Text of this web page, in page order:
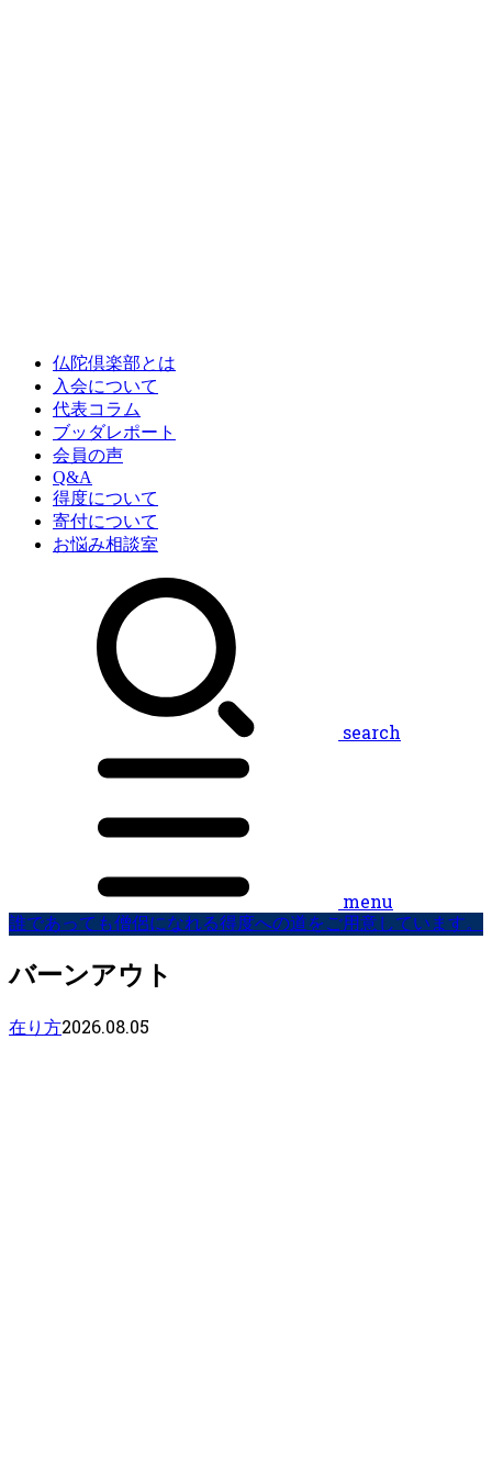
仏陀倶楽部とは
入会について
代表コラム
ブッダレポート
会員の声
Q&A
得度について
寄付について
お悩み相談室
search
menu
誰であっても僧侶になれる得度への道をご用意しています。
バーンアウト
在り方2026.08.05